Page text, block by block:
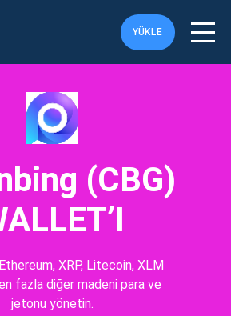
YÜKLE
(CBG)
XRP, Litecoin, XLM
fazla diğer madeni para ve
jetonu yönetin.